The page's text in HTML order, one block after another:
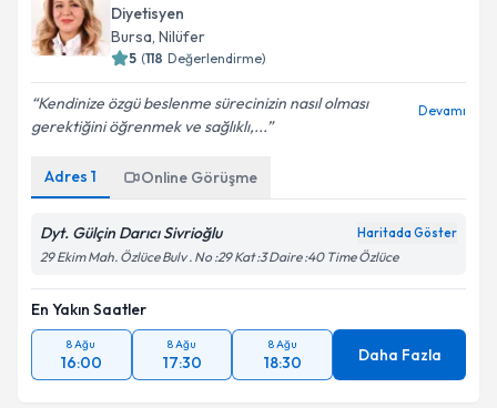
Diyetisyen
Bursa, Nilüfer
5 (118 Değerlendirme)
Kendinize özgü beslenme sürecinizin nasıl olması
gerektiğini öğrenmek ve sağlıklı,...
Devamı
Adres 1 Online Görüşme
Dyt. Gülçin Darıcı Sivrioğlu Haritada Göster
29 Ekim Mah. Özlüce Bulv . No :29 Kat :3 Daire :40 Time Özlüce
En Yakın Saatler
8 Ağu
16:00
8 Ağu
17:30
8 Ağu
18:30 Daha Fazla